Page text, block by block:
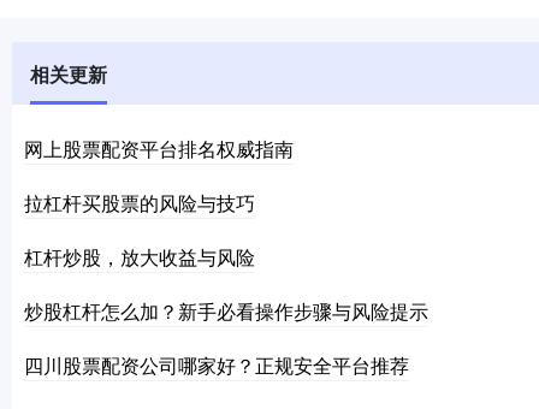
相关更新
网上股票配资平台排名权威指南
拉杠杆买股票的风险与技巧
杠杆炒股，放大收益与风险
炒股杠杆怎么加？新手必看操作步骤与风险提示
四川股票配资公司哪家好？正规安全平台推荐